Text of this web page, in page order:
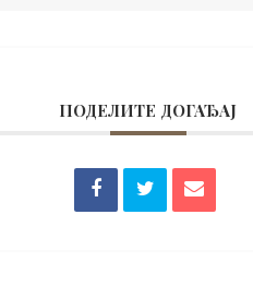
ПОДЕЛИТЕ ДОГАЂАЈ